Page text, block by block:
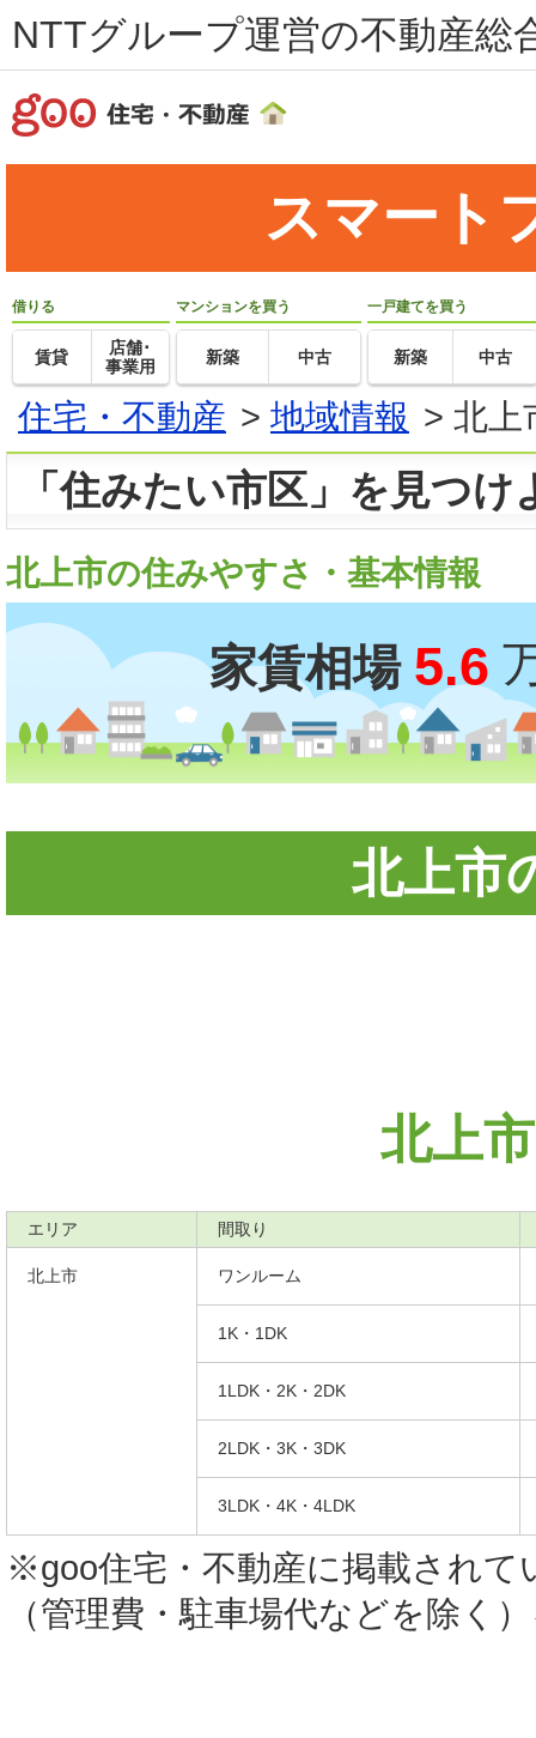
NTTグループ運営の不動産総
スマート
借りる
賃貸
店舗･
事業用
マンションを買う
新築 中古
一戸建てを買う
新築 中古
住宅・不動産 > 地域情報 > 北上
「住みたい市区」を見つけ
北上市の住みやすさ・基本情報
家賃相場 5.6
北上市
北上
エリア 間取り
北上市 ワンルーム
1K・1DK
1LDK・2K・2DK
2LDK・3K・3DK
3LDK・4K・4LDK
※goo住宅・不動産に掲載されて
（管理費・駐車場代などを除く